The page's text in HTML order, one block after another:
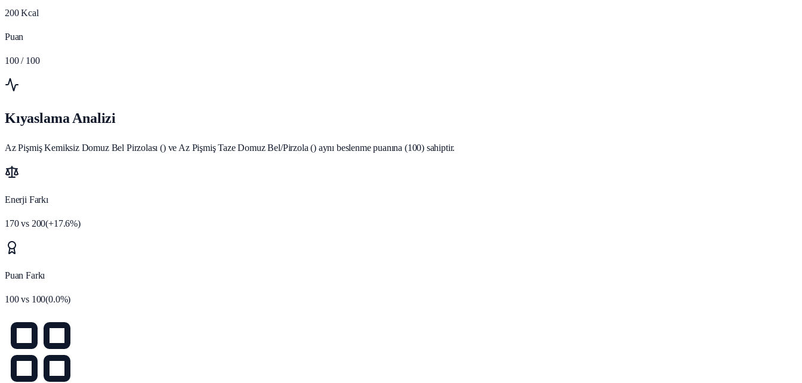
200 Kcal
Puan
100 / 100
Kıyaslama Analizi
Az Pişmiş Kemiksiz Domuz Bel Pirzolası () ve Az Pişmiş Taze Domuz Bel/Pirzola () aynı beslenme puanına (100) sahiptir.
Enerji Farkı
170vs 200(+17.6%)
Puan Farkı
100vs 100(0.0%)